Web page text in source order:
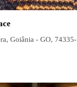
Goiânia - GO,